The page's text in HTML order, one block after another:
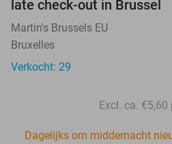
late check-out in Brussel
Martin's Brussels EU
Bruxelles
Verkocht: 29
Excl. ca.
Dagelijks om middernacht